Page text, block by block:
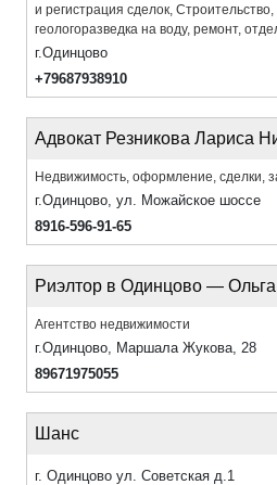
и регистрация сделок,
геологоразведка на воду, ремонт,
г.Одинцово
+79687938910
Адвокат Резникова Лариса
Недвижимость, оформление, сделки,
г.Одинцово, ул. Можайское шоссе
8916-596-91-65
Риэлтор в Одинцово —
Агентство недвижимости
г.Одинцово, Маршала Жукова, 28
89671975055
Шанс
г. Одинцово ул. Советская д.1